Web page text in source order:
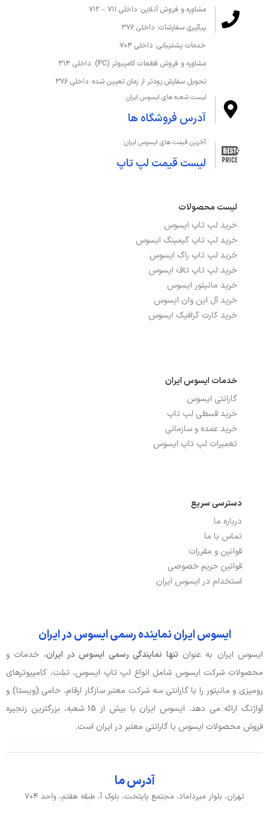
مشاوره و فروش آنلاین: داخلی ۷۱۱ – ۷۱۲
پیگیری سفارشات: داخلی ۳۷۶
خدمات پشتیبانی: داخلی ۷۰۴
مشاوره و فروش قطعات کامپیوتر (PC): داخلی ۳۱۴
تحویل سفارش زودتر از زمان تعیین شده: داخلی ۳۷۶
لیست شعبه های ایسوس ایران
آدرس فروشگاه ها
آخرین قیمت های ایسوس ایران
لیست قیمت لپ تاپ
لیست محصولات
خرید لپ تاپ ایسوس
خرید لپ تاپ گیمینگ ایسوس
خرید لپ تاپ راگ ایسوس
خرید لپ تاپ تاف ایسوس
خرید مانیتور ایسوس
خرید آل این وان ایسوس
خرید کارت گرافیک ایسوس
خدمات ایسوس ایران
گارانتی ایسوس
خرید قسطی لپ تاپ
خرید عمده و سازمانی
تعمیرات لپ تاپ ایسوس
دسترسی سریع
درباره ما
تماس با ما
قوانین و مقررات
قوانین حریم خصوصی
استخدام در ایسوس ایران
ایسوس ایران نماینده رسمی ایسوس در ایران
ایسوس ایران به عنوان تنها نمایندگی رسمی ایسوس در ایران، خدمات و
محصولات شرکت ایسوس شامل انواع لپ تاپ ایسوس، تبلت، کامپیوترهای
رومیزی و مانیتور را با گارانتی سه شرکت معتبر سازگار ارقام، حامی (ویستا) و
آواژنگ ارائه می دهد. ایسوس ایران با بیش از 15 شعبه، بزرگترین زنجیره
فروش محصولات ایسوس با گارانتی معتبر در ایران است.
آدرس ما
تهران، بلوار میرداماد، مجتمع پایتخت، بلوک آ، طبقه هفتم، واحد ۷۰۴